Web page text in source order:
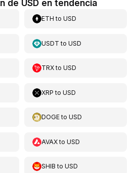
de USD en tendencia
ETH toUSD
USDT toUSD
TRXtoUSD
XRP toUSD
DOGEtoUSD
AVAXtoUSD
SHIB toUSD